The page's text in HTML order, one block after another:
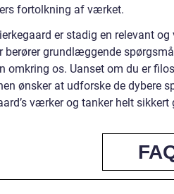
fortolkning af værket.
er stadig en relevant
berører grundlæggende
omkring os. Uanset om du er
ønsker at udforske de dybere
værker og tanker helt